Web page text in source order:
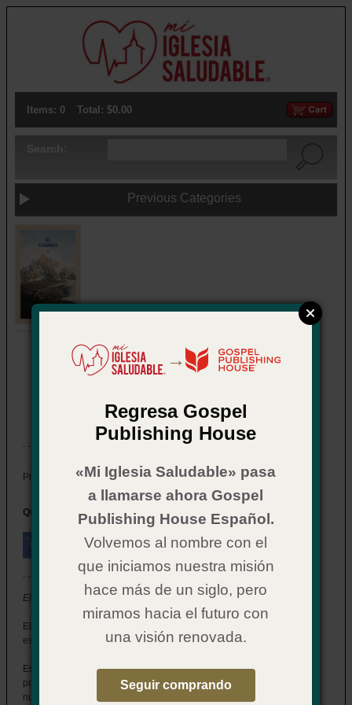
Items: 0 Total: $0.00
Previous Categories
El Camino
In Stock
Price: $ 15.99
Quantity:
El Camino: Para ser como Jesús
El camino para ser como Jesús está lleno de giros y vueltas, y por
eso notarás que a veces es difícil saber dónde estás.
Este libro proporciona un mapa que tú y tu círculo de discipulado
podrán seguir para el crecimiento espiritual. Te ayudará a alcanzar
nuevas metas de madurez espiritual y a descubrir la profundidad de
→
Regresa Gospel
Publishing House
«Mi Iglesia Saludable» pasa
a llamarse ahora Gospel
Publishing House Español.
Volvemos al nombre con el
que iniciamos nuestra misión
hace más de un siglo, pero
miramos hacia el futuro con
una visión renovada.
Seguir comprando